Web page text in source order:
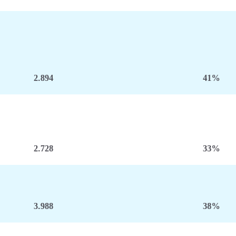
2.894 41%
2.728 33%
3.988 38%